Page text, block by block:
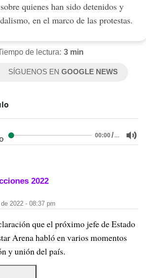
quienes han sido detenidos y
en el marco de las protestas.
de lectura: 3 min
SÍGUENOS ENGOOGLE NEWS
00:00/…
2022
2022 - 08:37 pm
que el próximo jefe de Estado
Arena habló en varios momentos
y unión del país.